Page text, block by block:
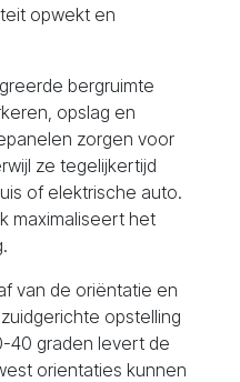
opwekt en
bergruimte
opslag en
zorgen voor
ze tegelijkertijd
of elektrische auto.
maximaliseert het
van de oriëntatie en
opstelling
40 graden levert de
orientaties kunnen